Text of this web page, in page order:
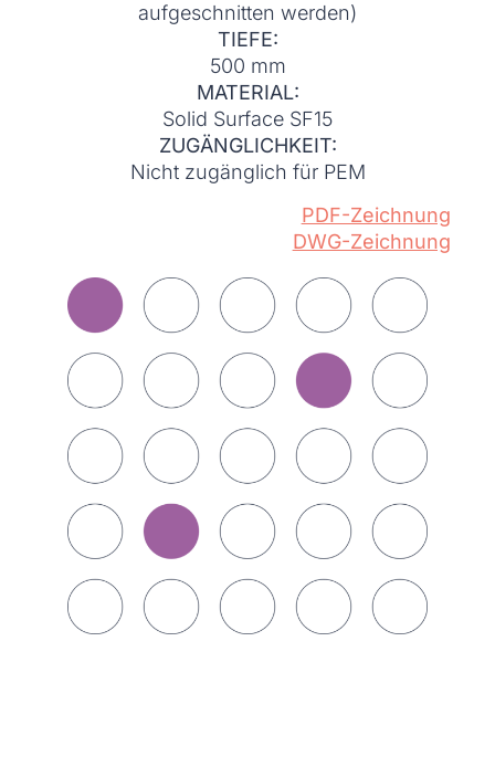
aufgeschnitten werden)
TIEFE:
500 mm
MATERIAL:
Solid Surface SF15
ZUGÄNGLICHKEIT:
Nicht zugänglich für PEM
PDF-Zeichnung
DWG-Zeichnung